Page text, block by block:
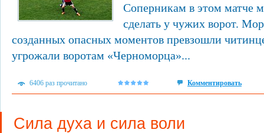
Соперникам в этом матче
сделать у чужих ворот.
созданных опасных моментов превзошли
угрожали воротам «Черноморца»...
6406 раз прочитано Комментировать
Сила духа и сила воли